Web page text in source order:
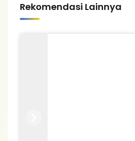
Rekomendasi Lainnya